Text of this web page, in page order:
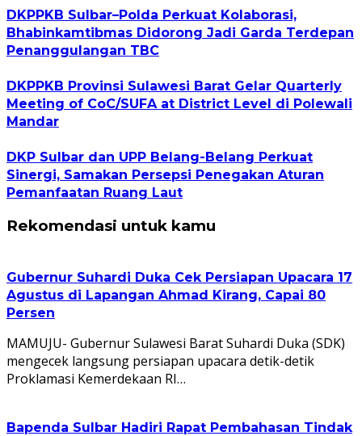
DKPPKB Sulbar–Polda Perkuat Kolaborasi,
Bhabinkamtibmas Didorong Jadi Garda Terdepan
Penanggulangan TBC
DKPPKB Provinsi Sulawesi Barat Gelar Quarterly
Meeting of CoC/SUFA at District Level di Polewali
Mandar
DKP Sulbar dan UPP Belang-Belang Perkuat
Sinergi, Samakan Persepsi Penegakan Aturan
Pemanfaatan Ruang Laut
Rekomendasi untuk kamu
Gubernur Suhardi Duka Cek Persiapan Upacara 17
Agustus di Lapangan Ahmad Kirang, Capai 80
Persen
MAMUJU- Gubernur Sulawesi Barat Suhardi Duka (SDK)
mengecek langsung persiapan upacara detik-detik
Proklamasi Kemerdekaan RI…
Bapenda Sulbar Hadiri Rapat Pembahasan Tindak